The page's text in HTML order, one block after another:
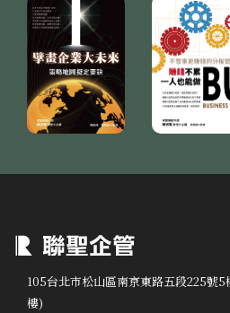
105台北市松山區南京東路五段225號5
樓)